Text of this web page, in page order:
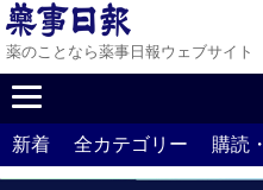
薬のことなら薬事日報ウェブサイト
新着 全カテゴリー 購読